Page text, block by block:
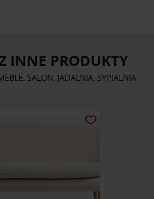
INNE PRODUKTY
SALON, JADALNIA, SYPIALNIA